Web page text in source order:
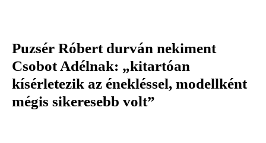
Puzsér Róbert durván nekiment
Csobot Adélnak: „kitartóan
kísérletezik az énekléssel, modellként
mégis sikeresebb volt”